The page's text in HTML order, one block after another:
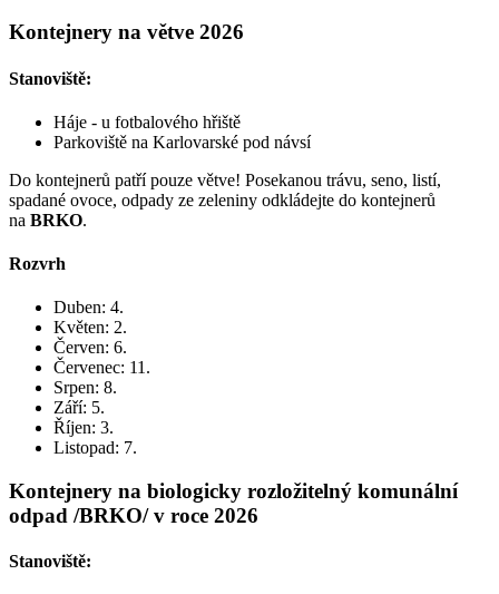
Kontejnery na větve 2026
Stanoviště:
Háje - u fotbalového hřiště
Parkoviště na Karlovarské pod návsí
Do kontejnerů patří pouze větve! Posekanou trávu, seno, listí,
spadané ovoce, odpady ze zeleniny odkládejte do kontejnerů
na BRKO.
Rozvrh
Duben: 4.
Květen: 2.
Červen: 6.
Červenec: 11.
Srpen: 8.
Září: 5.
Říjen: 3.
Listopad: 7.
Kontejnery na biologicky rozložitelný komunální
odpad /BRKO/ v roce 2026
Stanoviště: